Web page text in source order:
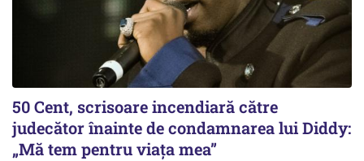
50 Cent, scrisoare incendiară către
judecător înainte de condamnarea lui Diddy:
„Mă tem pentru viața mea”